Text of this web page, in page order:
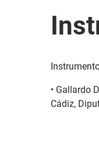
• Gallardo
Cádiz,